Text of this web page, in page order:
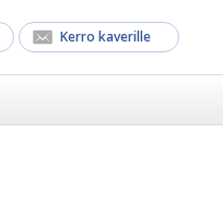
Kerro kaverille